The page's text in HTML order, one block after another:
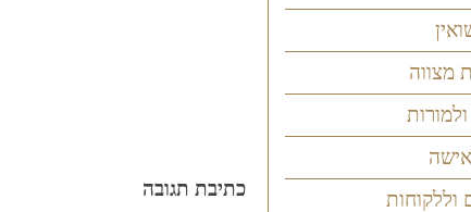
מצווה
וללקוחות
כתיבת תגובה